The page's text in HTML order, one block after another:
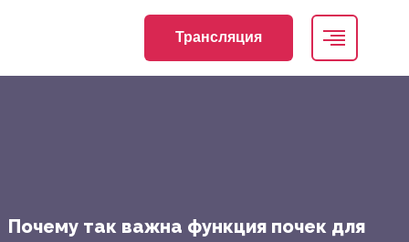
Трансляция
Почему так важна функция почек для